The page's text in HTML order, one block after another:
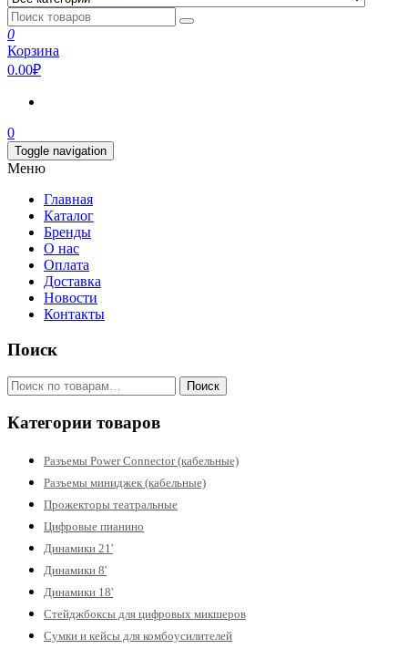
0
Корзина
0.00₽
0
Toggle navigation
Меню
Главная
Каталог
Бренды
О нас
Оплата
Доставка
Новости
Контакты
Поиск
Искать: Поиск
Категории товаров
Разъемы Power Connector (кабельные)
Разъемы миниджек (кабельные)
Прожекторы театральные
Цифровые пианино
Динамики 21'
Динамики 8'
Динамики 18'
Стейджбоксы для цифровых микшеров
Сумки и кейсы для комбоусилителей